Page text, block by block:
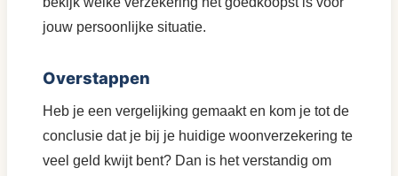
jouw persoonlijke situatie.
Overstappen
Heb je een vergelijking gemaakt en kom je tot de
conclusie dat je bij je huidige woonverzekering te
veel geld kwijt bent? Dan is het verstandig om